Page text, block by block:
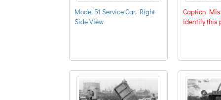
Model 51 Service Car, Right
Side View
Caption
identify this